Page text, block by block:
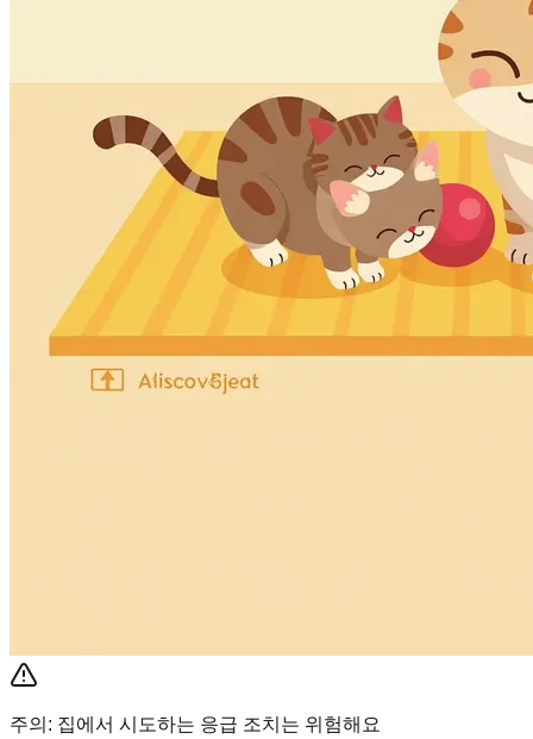
주의: 집에서 시도하는 응급 조치는 위험해요